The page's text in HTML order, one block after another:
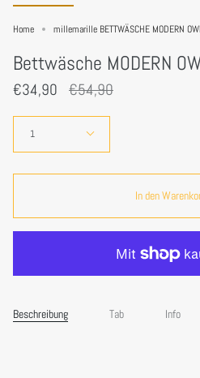
Home millemarille BETTWÄSCHE MODERN
Bettwäsche MODERN
€34,90 Regulärer
€54,90
1
In den
Beschreibung Tab Info